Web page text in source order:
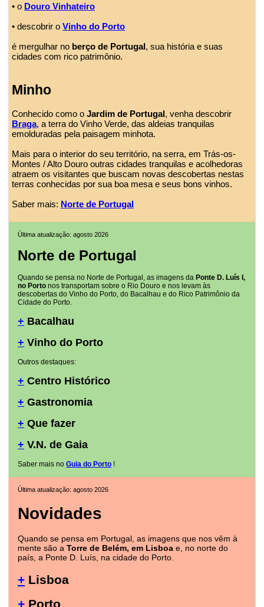
• o Douro Vinhateiro
• descobrir o Vinho do Porto
é mergulhar no berço de Portugal, sua história e suas
cidades com rico patrimônio.
Minho
Conhecido como o Jardim de Portugal, venha descobrir
Braga, a terra do Vinho Verde, das aldeias tranquilas
emolduradas pela paisagem minhota.
Mais para o interior do seu território, na serra, em Trás-os-
Montes / Alto Douro outras cidades tranquilas e acolhedoras
atraem os visitantes que buscam novas descobertas nestas
terras conhecidas por sua boa mesa e seus bons vinhos.
Saber mais: Norte de Portugal
Última atualização: agosto 2026
Norte de Portugal
Quando se pensa no Norte de Portugal, as imagens da Ponte D. Luís I,
no Porto nos transportam sobre o Rio Douro e nos levam às
descobertas do Vinho do Porto, do Bacalhau e do Rico Patrimônio da
Cidade do Porto.
+ Bacalhau
+ Vinho do Porto
Outros destaques:
+ Centro Histórico
+ Gastronomia
+ Que fazer
+ V.N. de Gaia
Saber mais no Guia do Porto !
Última atualização: agosto 2026
Novidades
Quando se pensa em Portugal, as imagens que nos vêm à
mente são a Torre de Belém, em Lisboa e, no norte do
país, a Ponte D. Luís, na cidade do Porto.
+ Lisboa
+ Porto